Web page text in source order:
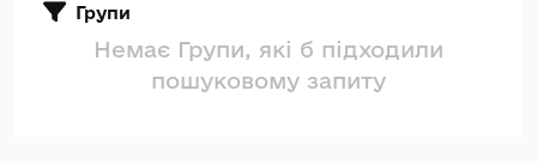
Групи
Немає Групи, які б підходили
пошуковому запиту